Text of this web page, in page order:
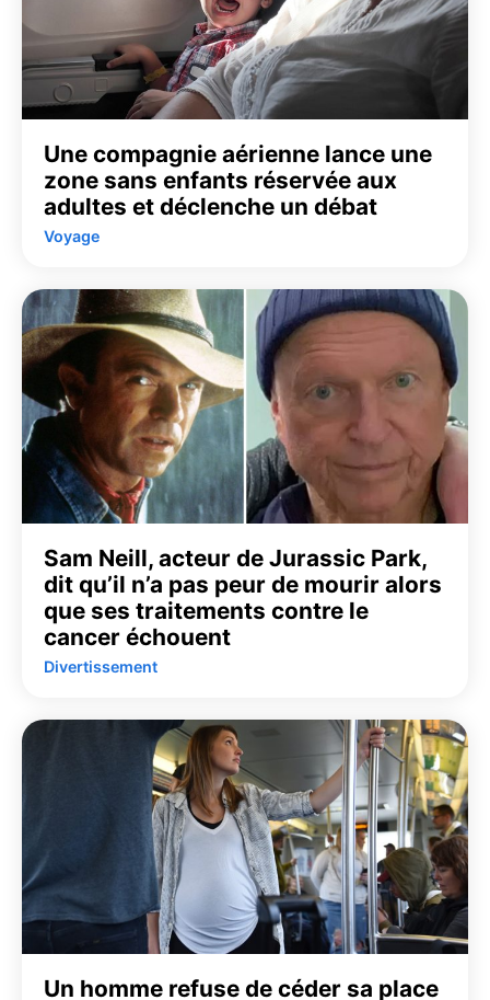
Une compagnie aérienne lance une
zone sans enfants réservée aux
adultes et déclenche un débat
Voyage
Sam Neill, acteur de Jurassic Park,
dit qu’il n’a pas peur de mourir alors
que ses traitements contre le
cancer échouent
Divertissement
Un homme refuse de céder sa place